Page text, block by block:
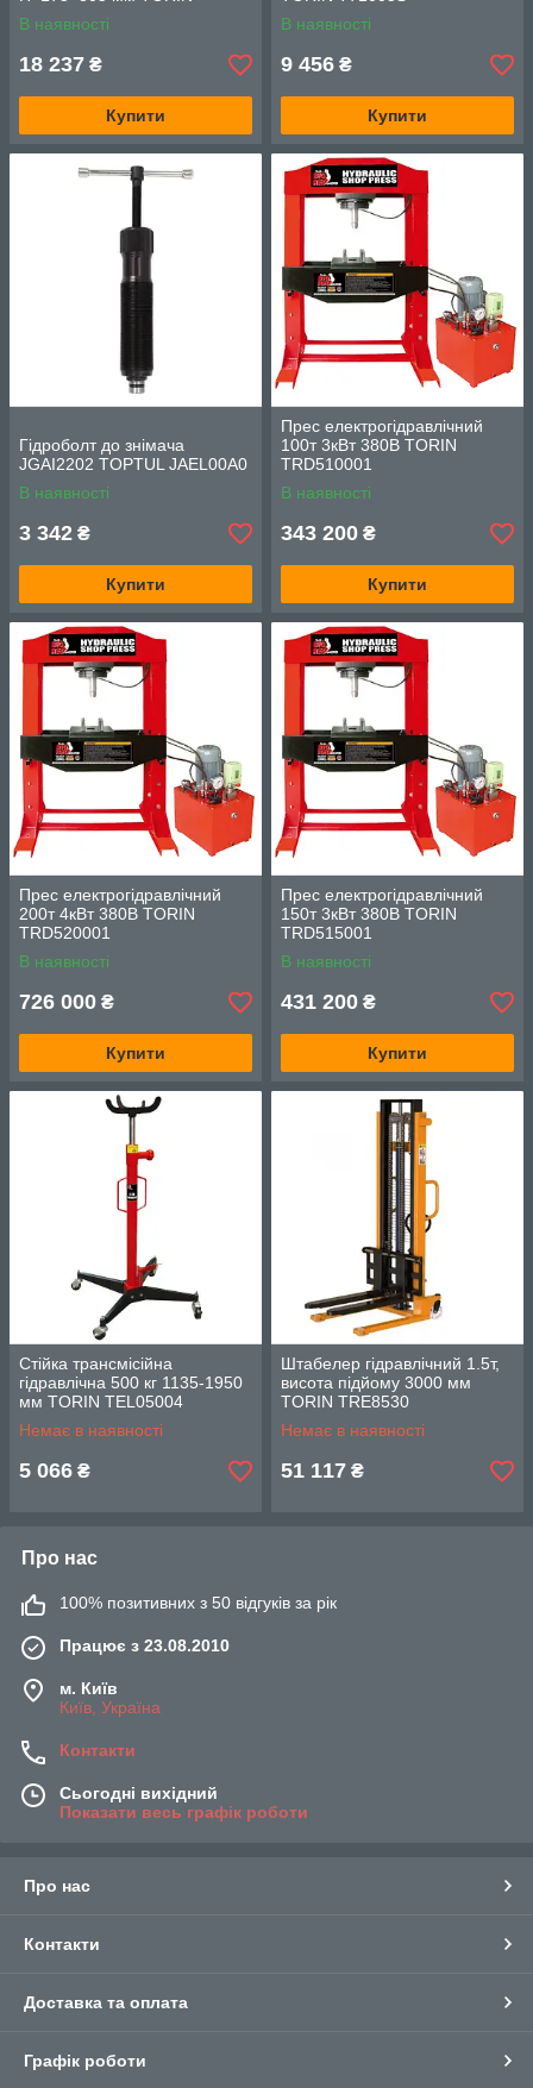
TRTL0702-1
В наявності
18 237 ₴
Купити
В наявності
9 456 ₴
Купити
Гідроболт до знімача
JGAI2202 TOPTUL JAEL00A0
В наявності
3 342 ₴
Купити
Прес електрогідравлічний
100т 3кВт 380В TORIN
TRD510001
В наявності
343 200 ₴
Купити
Прес електрогідравлічний
200т 4кВт 380В TORIN
TRD520001
В наявності
726 000 ₴
Купити
Прес електрогідравлічний
150т 3кВт 380В TORIN
TRD515001
В наявності
431 200 ₴
Купити
Стійка трансмісійна
гідравлічна 500 кг 1135-1950
мм TORIN TEL05004
Немає в наявності
5 066 ₴
Штабелер гідравлічний 1.5т,
висота підйому 3000 мм
TORIN TRE8530
Немає в наявності
51 117 ₴
Про нас
100% позитивних з 50 відгуків за рік
Працює з 23.08.2010
м. Київ
Київ, Україна
Контакти
Сьогодні вихідний
Показати весь графік роботи
Про нас
Контакти
Доставка та оплата
Графік роботи